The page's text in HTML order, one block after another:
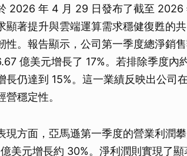
2026 年 4 月 29 日發布了截至 2026
顯著提升與雲端運算需求穩健復甦的
性。報告顯示，公司第一季度總淨銷
億美元增長了 17%。若排除季度
長仍達到 15%。這一業績反映出公司
營穩定性。
現方面，亞馬遜第一季度的營業利潤
美元增長約 30%。淨利潤則實現了